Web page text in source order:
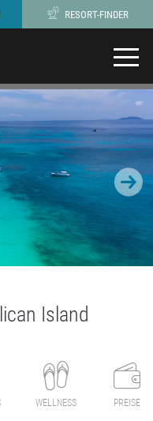
RESORT-FINDER
Island
WELLNESS PREISE